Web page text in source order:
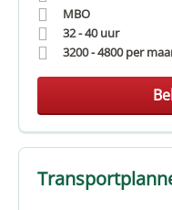
MBO
32 - 40 uur
3200-4800 per